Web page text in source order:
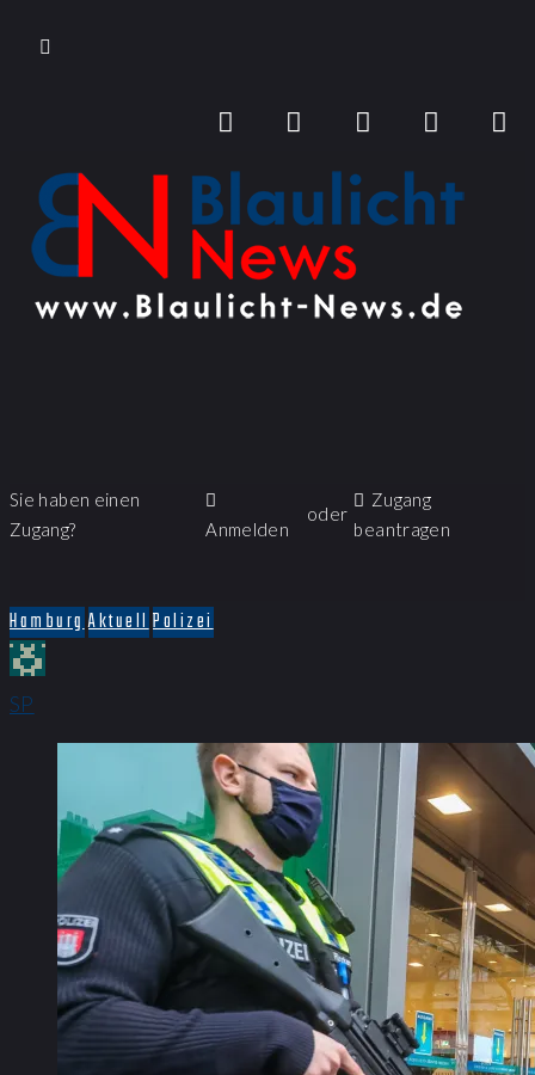
Sie haben einen
Zugang?
Anmelden
oder
Zugang
beantragen
HamburgAktuellPolizei
SP